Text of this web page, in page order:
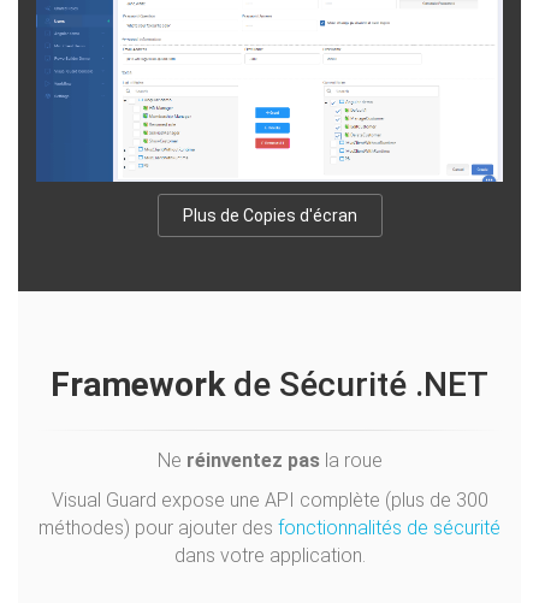
Plus de Copies d'écran
Frameworkde Sécurité .NET
Ne réinventez pas la roue
Visual Guard expose une API complète (plus de 300
méthodes) pour ajouter des fonctionnalités de sécurité
dans votre application.